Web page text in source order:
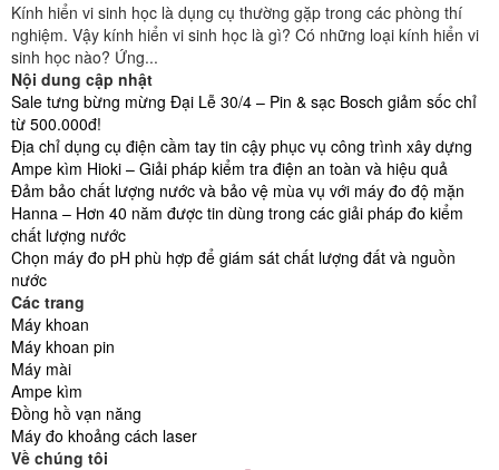
Kính hiển vi sinh học là dụng cụ thường gặp trong các phòng thí
nghiệm. Vậy kính hiển vi sinh học là gì? Có những loại kính hiển vi
sinh học nào? Ứng...
Nội dung cập nhật
Sale tưng bừng mừng Đại Lễ 30/4 – Pin & sạc Bosch giảm sốc chỉ
từ 500.000đ!
Địa chỉ dụng cụ điện cầm tay tin cậy phục vụ công trình xây dựng
Ampe kìm Hioki – Giải pháp kiểm tra điện an toàn và hiệu quả
Đảm bảo chất lượng nước và bảo vệ mùa vụ với máy đo độ mặn
Hanna – Hơn 40 năm được tin dùng trong các giải pháp đo kiểm
chất lượng nước
Chọn máy đo pH phù hợp để giám sát chất lượng đất và nguồn
nước
Các trang
Máy khoan
Máy khoan pin
Máy mài
Ampe kìm
Đồng hồ vạn năng
Máy đo khoảng cách laser
Về chúng tôi